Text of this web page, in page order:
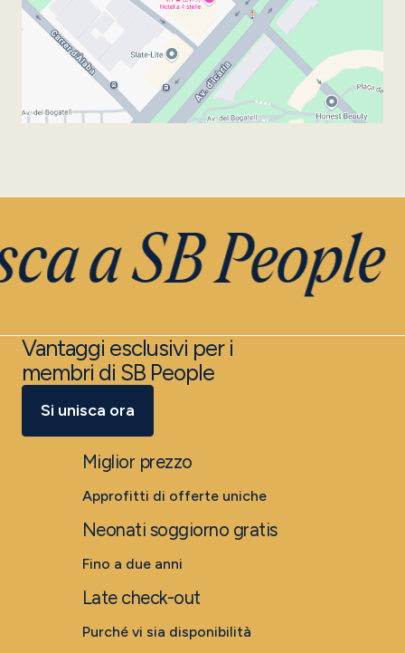
a SB People
Vantaggi esclusivi per i
membri di SB People
Si unisca ora
Miglior prezzo
Approfitti di offerte uniche
Neonati soggiorno gratis
Fino a due anni
Late check-out
Purché vi sia disponibilità